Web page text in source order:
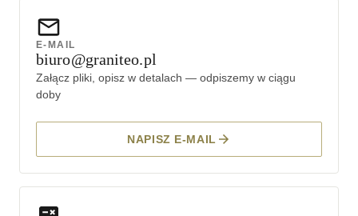
E-MAIL
biuro@graniteo.pl
Załącz pliki, opisz w detalach — odpiszemy w ciągu
doby
NAPISZ E-MAIL